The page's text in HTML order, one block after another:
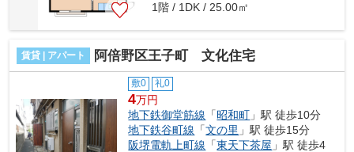
1階 / 1DK / 25.00㎡
賃貸 | アパート 阿倍野区王子町 文化住宅
敷0 礼0
4万円
地下鉄御堂筋線 「昭和町 」駅 徒歩10分
地下鉄谷町線 「文の里 」駅 徒歩15分
阪堺電軌上町線 「東天下茶屋 」駅 徒歩4